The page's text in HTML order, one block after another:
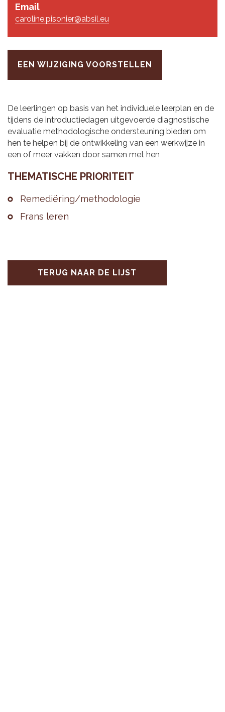
Email
caroline.pisonier@absil.eu
EEN WIJZIGING VOORSTELLEN
De leerlingen op basis van het individuele leerplan en de
tijdens de introductiedagen uitgevoerde diagnostische
evaluatie methodologische ondersteuning bieden om
hen te helpen bij de ontwikkeling van een werkwijze in
een of meer vakken door samen met hen
THE­MA­TI­SCHE PRI­O­RI­TEIT
Re­me­diëring/me­tho­do­lo­gie
Frans leren
TERUG NAAR DE LIJST